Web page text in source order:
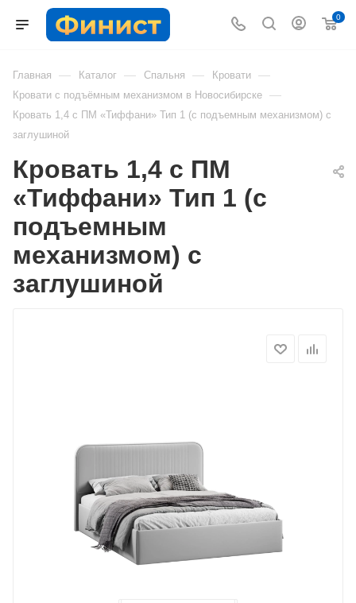
0
Главная — Каталог — Спальня — Кровати —
Кровати с подъёмным механизмом в Новосибирске —
Кровать 1,4 с ПМ «Тиффани» Тип 1 (с подъемным механизмом) с
заглушиной
Кровать 1,4 с ПМ
«Тиффани» Тип 1 (с
подъемным
механизмом) с
заглушиной